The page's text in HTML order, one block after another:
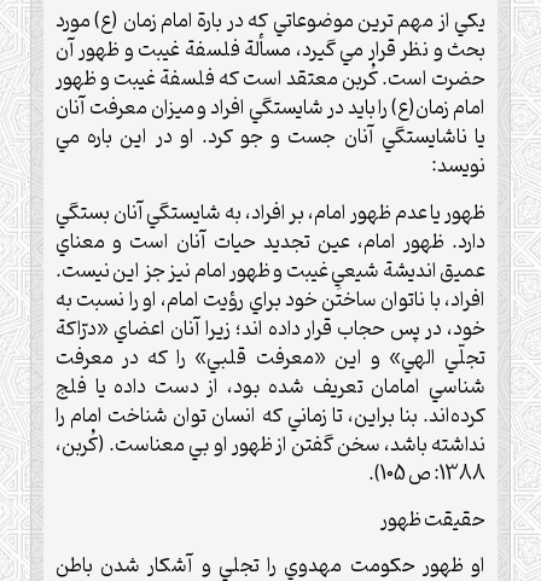
يکي از مهم ترين موضوعاتي که در بارة امام زمان (ع) مورد
بحث و نظر قرار مي گيرد، مسألة فلسفة غيبت و ظهور آن
حضرت است. کُربن معتقد است که فلسفة غيبت و ظهور
امام زمان(ع) را بايد در شايستگي افراد و ميزان معرفت آنان
يا ناشايستگي آنان جست و جو کرد. او در اين باره مي
نويسد:
ظهور يا عدم ظهور امام، بر افراد، به شايستگي آنان بستگي
دارد. ظهور امام، عين تجديد حيات آنان است و معناي
عميق انديشة شيعيِ غيبت و ظهور امام نيز جز اين نيست.
افراد، با ناتوان ساختن خود براي رؤيت امام، او را نسبت به
خود، در پس حجاب قرار داده اند؛ زيرا آنان اعضاي «درّاکة
تجلّي الهي» و اين «معرفت قلبي» را که در معرفت
شناسي امامان تعريف شده بود، از دست داده يا فلج
کرده‌اند. بنا براين، تا زماني که انسان توان شناخت امام را
نداشته باشد، سخن گفتن از ظهور او بي معناست. (‌کُربن،
1388: ص 105).
حقيقت ظهور
او ظهور حكومت مهدوي را تجلي و آشكار شدن باطن